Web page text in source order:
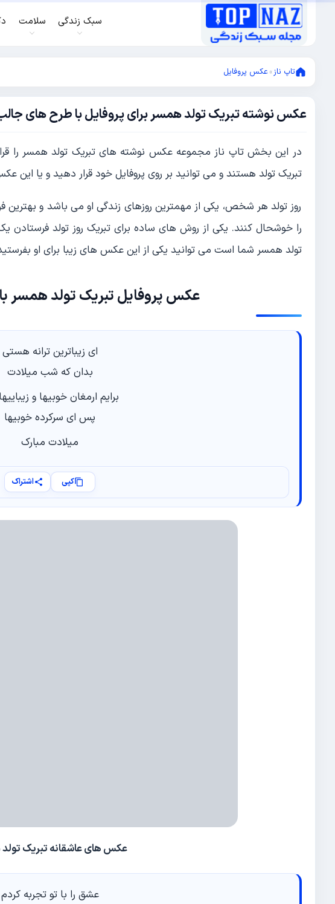
سبک زندگی سلامت
تاپ ناز»عکس پروفایل
عکس نوشته تبریک تولد همسر برای پروفایل با طرح های
نوامبر
نوامبر
29,
2022
در این بخش تاپ ناز مجموعه عکس نوشته های تبریک تولد همسر را
تبریک تولد هستند و می توانید بر روی پروفایل خود قرار دهید و یا این
روز تولد هر شخص، یکی از مهمترین روزهای زندگی او می باشد و
را خوشحال کنند. یکی از روش های ساده برای تبریک روز تولد فرستادن
تولد همسر شما است می توانید یکی از این عکس های زیبا برای او
عکس پروفایل تبریک تولد همسر
ای زیباترین ترانه هستی
بدان که شب میلادت
برایم ارمغان خوبیها و
پس ای سرکرده خوبیها
میلادت مبارک
کپی اشتراک
عکس های عاشقانه تبریک
عشق را با تو تجربه کردم